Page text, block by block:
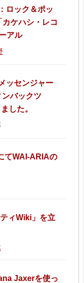
ロック＆ポッ
ケハシ・レコ
アル
ッセンジャー
バックツ
した。
てWAI-ARIAの
ィWiki」を立
Jaxerを使っ